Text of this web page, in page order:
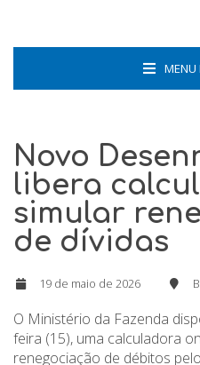
MENU
Novo
libera
simular
de dívidas
19 de maio de 2026
O Ministério da Fazenda
feira (15), uma calculadora
renegociação de débitos